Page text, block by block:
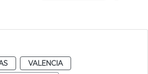
VALENCIA